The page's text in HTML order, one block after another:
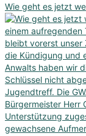
Wie geht es jetzt